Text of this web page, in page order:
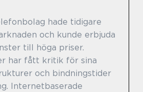
hade tidigare
och kunde erbjuda
till höga priser.
har fått kritik för sina
och bindningstider
Internetbaserade